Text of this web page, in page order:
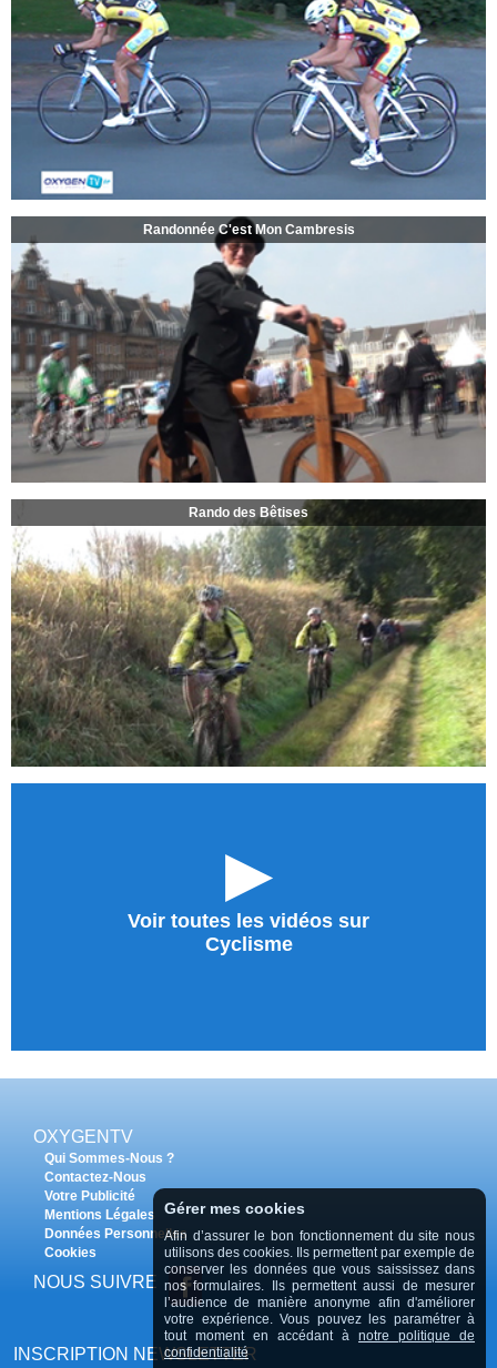
Randonnée C'est Mon Cambresis
Rando des Bêtises
►
Voir toutes les vidéos sur
Cyclisme
OXYGENTV
Qui Sommes-Nous ?
Contactez-Nous
Votre Publicité
Mentions Légales
Données Personnelles
Cookies
NOUS SUIVRE
INSCRIPTION NEWSLETTER
Gérer mes cookies
Afin d’assurer le bon fonctionnement du site nous
utilisons des cookies. Ils permettent par exemple de
conserver les données que vous saississez dans
nos formulaires. Ils permettent aussi de mesurer
l’audience de manière anonyme afin d'améliorer
votre expérience. Vous pouvez les paramétrer à
tout moment en accédant à notre politique de
confidentialité